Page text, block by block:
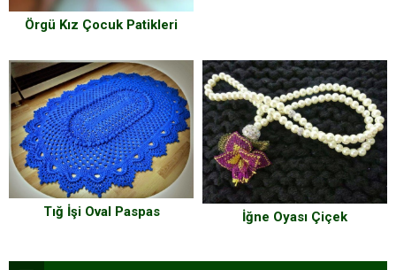
Örgü Kız Çocuk Patikleri
Tığ İşi Oval Paspas İğne Oyası Çiçek